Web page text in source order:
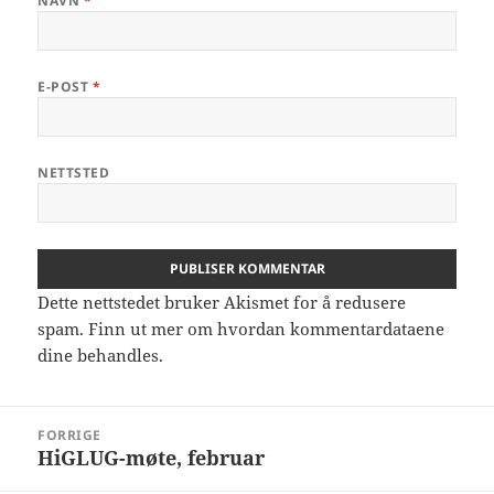
E-POST *
NETTSTED
Dette nettstedet bruker Akismet for å redusere
spam.Finn ut mer om hvordan kommentardataene
dine behandles.
FORRIGE
Forrige
HiGLUG-møte, februar